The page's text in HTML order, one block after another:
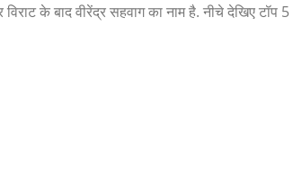
के बाद वीरेंद्र सहवाग का नाम है. नीचे देखिए टॉप 5